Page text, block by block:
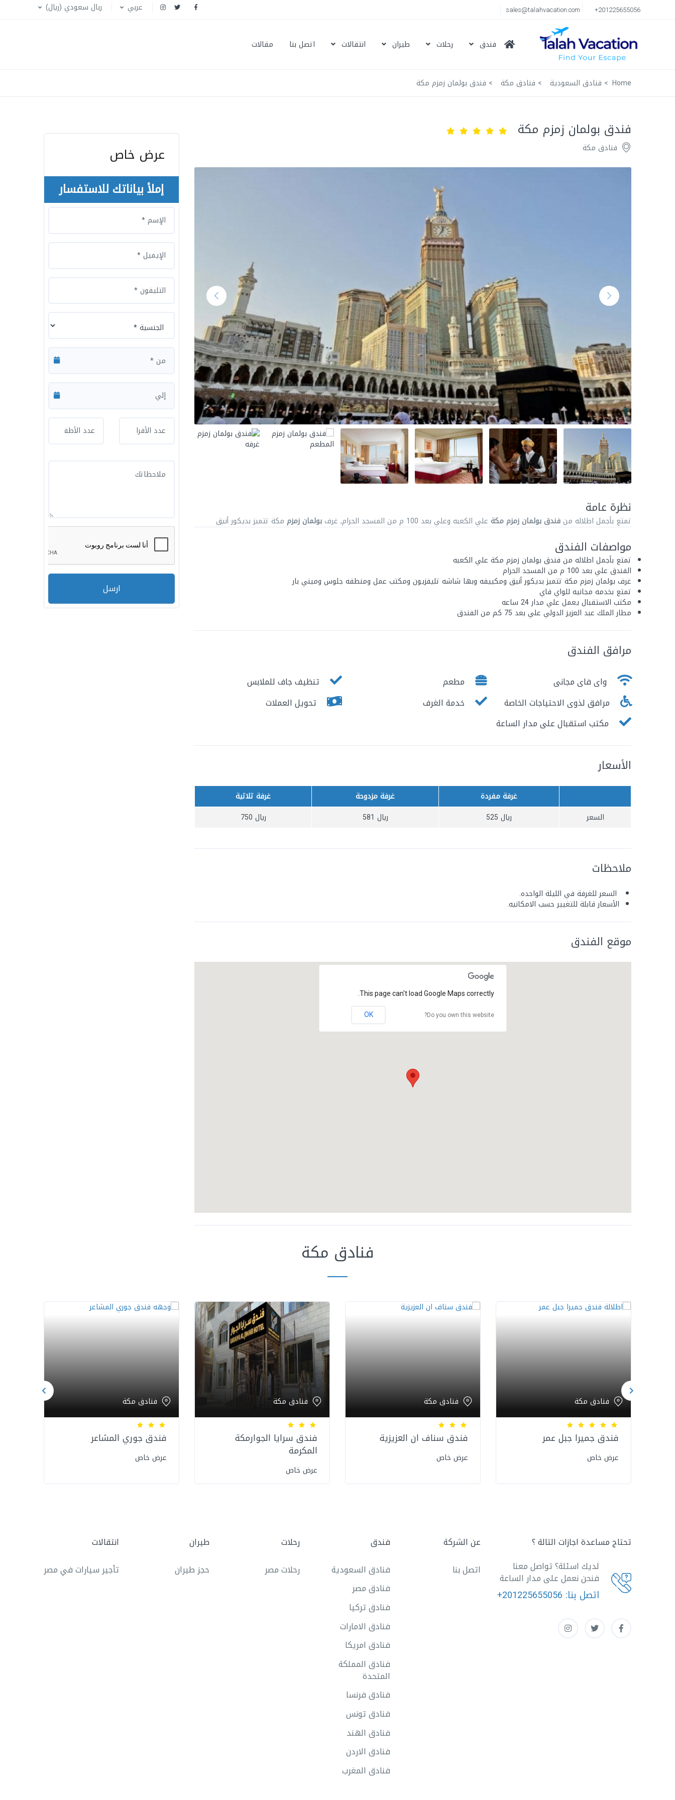
+201225655056
sales@talahvacation.com عربي ربال سعودي (ريال)
فندق رحلات طيران انتقالات اتصل بنا مقالات
Home فنادق السعودية فنادق مكة فندق بولمان زمزم مكة
فندق بولمان زمزم مكة
فنادق مكة
نظرة عامة
تمتع بأجمل اطلاله من فندق بولمان زمزم مكة علي الكعبه وعلي بعد 100 م من المسجد الحرام, غرف بولمان زمزم مكة تتميز بديكور أنيق
مواصفات الفندق
تمتع بأجمل اطلاله من فندق بولمان زمزم مكة علي الكعبه
الفندق علي بعد 100 م من المسجد الحرام
غرف بولمان زمزم مكة تتميز بديكور أنيق ومكييفه وبها شاشه تليفزيون ومكتب عمل ومنطقه جلوس وميني بار
تمتع بخدمه مجانيه للواي فاي
مكتب الاستقبال يعمل علي مدار 24 ساعه
مطار الملك عبد العزيز الدولي علي بعد 75 كم من الفندق
مرافق الفندق
واى فاى مجانى مطعم
تنظيف جاف للملابس
مرافق لذوى الاحتياجات الخاصة
خدمة الغرف
تحويل العملات
مكتب استقبال على مدار الساعة
الأسعار
غرفة مفردة غرفة مزدوحة
غرفة ثلاثية
السعر
ريال 525 ريال 581 ريال 750
ملاحظات
السعر للغرفة في الليلة الواحده.
الأسعار قابلة للتغيير حسب الامكانيه.
موقع الفندق
This page can't load Google Maps correctly.
Do you own this website?
OK
عرض خاص
إملأ بياناتك للاستفسار
ارسل
فنادق مكة
فنادق مكة
فندق جميرا جبل عمر
عرض خاص
فنادق مكة
فندق سناف ان العزيزية
عرض خاص
فنادق مكة
فندق سرايا الجوارمكة
المكرمة
عرض خاص
فنادق مكة
فندق جوري المشاعر
عرض خاص
تحتاج مساعدة اجازات التالة ؟
لديك اسئلة؟ تواصل معنا
فنحن نعمل على مدار الساعة
اتصل بنا: +201225655056
عن الشركة
اتصل بنا
فندق
فنادق السعودية
فنادق مصر
فنادق تركيا
فنادق الامارات
فنادق امريكا
فنادق المملكة
المتحدة
فنادق فرنسا
فنادق تونس
فنادق الهند
فنادق الاردن
فنادق المغرب
رحلات
رحلات مصر
طيران
حجز طيران
انتقالات
تأجير سيارات في مصر